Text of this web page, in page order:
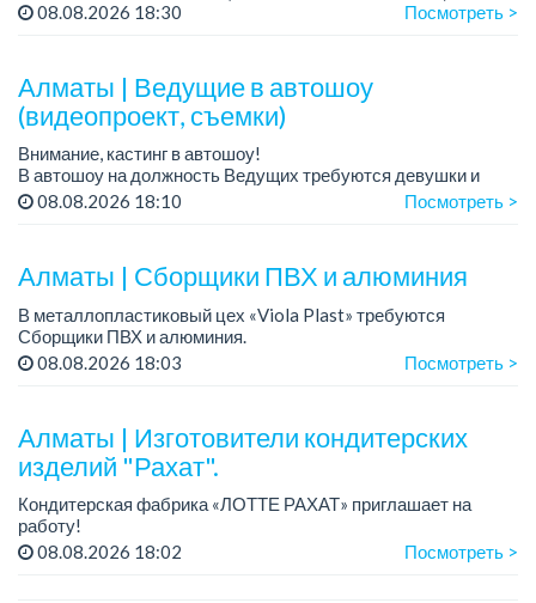
Условия: работа в офисе (Абылай хана - Макатаева).
08.08.2026 18:30 Посмотреть >
Алматы | Ведущие в автошоу
(видеопроект, съемки)
Внимание, кастинг в автошоу!
В автошоу на должность Ведущих требуются девушки и
парни. А также авто эксперты и авто перекупы.
08.08.2026 18:10 Посмотреть >
Алматы | Сборщики ПВХ и алюминия
В металлопластиковый цех «Viola Plast» требуются
Сборщики ПВХ и алюминия.
График работы: 5/2, с 08.00 до 17.00.
08.08.2026 18:03 Посмотреть >
Алматы | Изготовители кондитерских
изделий "Рахат".
Кондитерская фабрика «ЛОТТЕ РАХАТ» приглашает на
работу!
График работы: сменный.
08.08.2026 18:02 Посмотреть >